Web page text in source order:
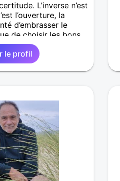
L’inverse n’est
l’ouverture, la
d’embrasser le
de choisir les bons
est de nous accepter
nous sommes, mais
d’apprendre
le profil